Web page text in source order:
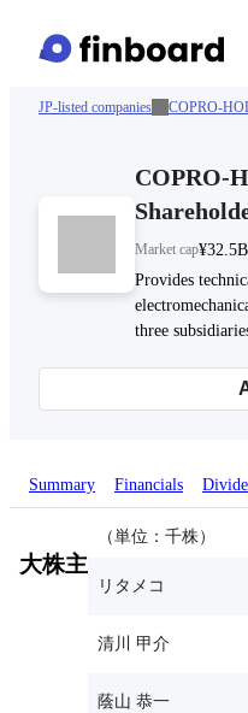
JP-listed companies COPRO-
COPRO-
Market cap¥32.5B
Provides
three
Summary Financials
大株主
（単位：千株）
リタメコ
清川 甲介
蔭山 恭一